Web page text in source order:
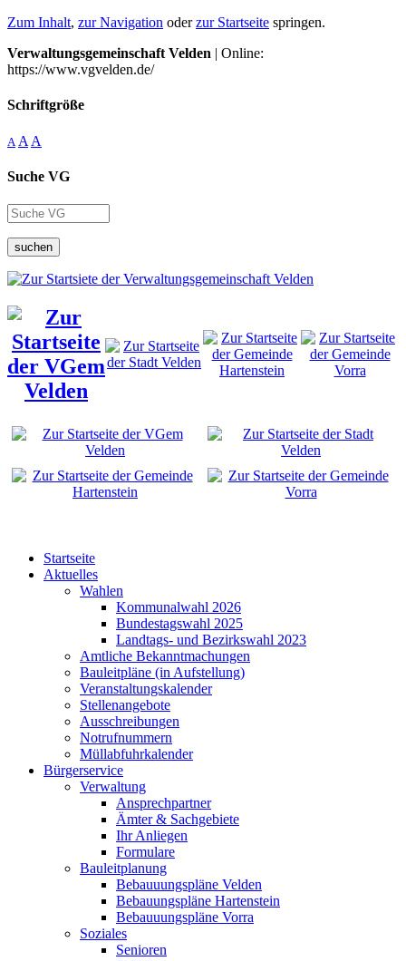
Zum Inhalt, zur Navigation oderzur Startseite springen.
Verwaltungsgemeinschaft Velden | Online:
https://www.vgvelden.de/
Schriftgröße
A A A
Suche VG
suchen
Startseite
Aktuelles
Wahlen
Kommunalwahl 2026
Bundestagswahl 2025
Landtags- und Bezirkswahl 2023
Amtliche Bekanntmachungen
Bauleitpläne (in Aufstellung)
Veranstaltungskalender
Stellenangebote
Ausschreibungen
Notrufnummern
Müllabfuhrkalender
Bürgerservice
Verwaltung
Ansprechpartner
Ämter & Sachgebiete
Ihr Anliegen
Formulare
Bauleitplanung
Bebauuungspläne Velden
Bebauungspläne Hartenstein
Bebauuungspläne Vorra
Soziales
Senioren